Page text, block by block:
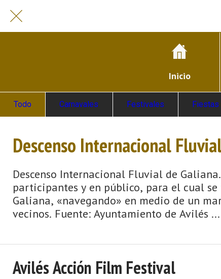
Inicio
Todo Carnavales Festivales Fiestas
Descenso Internacional
Descenso Internacional Fluvial de
participantes y en público, para el cual
Galiana, «navegando» en medio de un
vecinos. Fuente: Ayuntamiento de Avilés ...
Avilés Acción Film Festival